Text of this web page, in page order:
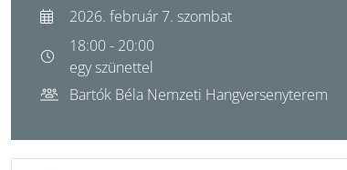
2026. február 7. szombat
18:00 - 20:00
egy szünettel
Bartók Béla Nemzeti Hangversenyterem